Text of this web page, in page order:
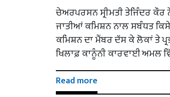
ਚੇਅਰਪਰਸਨ ਸ੍ਰੀਮਤੀ ਤੇਜਿੰਦਰ ਕੌਰ
ਜਾਤੀਆਂ ਕਮਿਸ਼ਨ ਨਾਲ ਸਬੰਧਤ
ਕਮਿਸ਼ਨ ਦਾ ਮੈਂਬਰ ਦੱਸ ਕੇ ਲੋਕਾਂ ਤੇ
ਖਿਲਾਫ਼ ਕਾਨੂੰਨੀ ਕਾਰਵਾਈ ਅਮਲ
Read more